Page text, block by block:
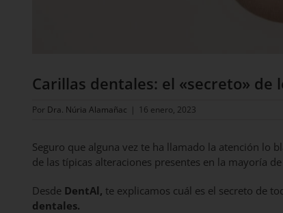
Carillas dentales: el «secreto»
Por Dra. Núria Alamañac | 16 enero, 2023
Seguro que alguna vez te ha llamado la atención lo
de las típicas alteraciones presentes en la mayoría de
Desde DentAl, te explicamos cuál es el secreto de
dentales.